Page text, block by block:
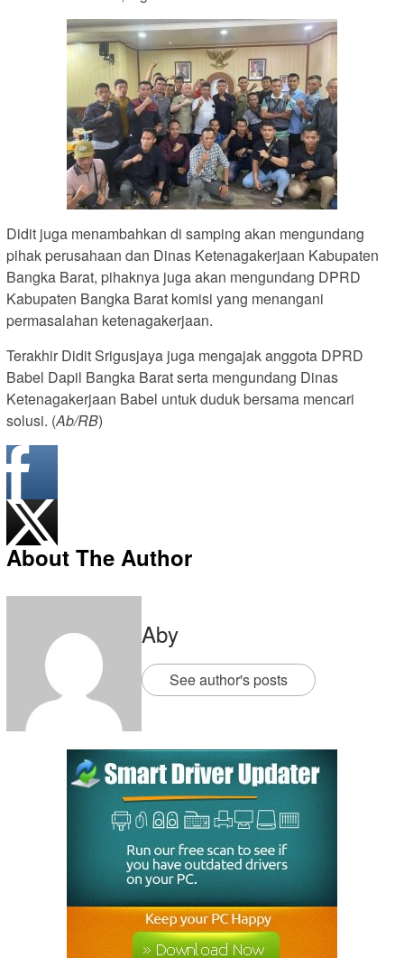
Didit juga menambahkan di samping akan mengundang
pihak perusahaan dan Dinas Ketenagakerjaan Kabupaten
Bangka Barat, pihaknya juga akan mengundang DPRD
Kabupaten Bangka Barat komisi yang menangani
permasalahan ketenagakerjaan.
Terakhir Didit Srigusjaya juga mengajak anggota DPRD
Babel Dapil Bangka Barat serta mengundang Dinas
Ketenagakerjaan Babel untuk duduk bersama mencari
solusi. (Ab/RB)
About The Author
Aby
See author's posts